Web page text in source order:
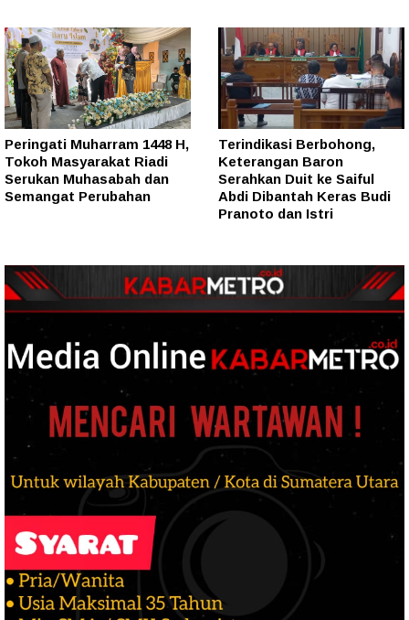
Peringati Muharram 1448 H,
Tokoh Masyarakat Riadi
Serukan Muhasabah dan
Semangat Perubahan
Terindikasi Berbohong,
Keterangan Baron
Serahkan Duit ke Saiful
Abdi Dibantah Keras Budi
Pranoto dan Istri